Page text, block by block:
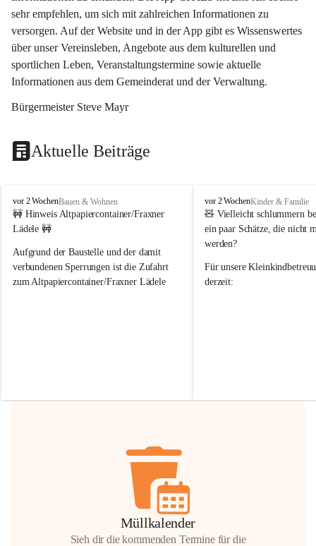
sehr empfehlen, um sich mit zahlreichen Informationen zu
versorgen. Auf der Website und in der App gibt es Wissenswertes
über unser Vereinsleben, Angebote aus dem kulturellen und
sportlichen Leben, Veranstaltungstermine sowie aktuelle
Informationen aus dem Gemeinderat und der Verwaltung.
Bürgermeister Steve Mayr
Aktuelle Beiträge
F
r
a
e
r
n
vor 2 WochenBauen & Wohnen
🚧 Hinweis Altpapiercontainer/Fraxner
Lädele 🚧
Aufgrund der Baustelle und der damit
verbundenen Sperrungen ist die Zufahrt
zum Altpapiercontainer/Fraxner Lädele
Hilfsbereitschaft!
F
r
a
x
r
n
vor 2 WochenKinder & Familie
🧸 Vielleicht schlummern
ein paar Schätze, die nicht
werden?
Für unsere
derzeit:
Müllkalender
Sieh dir die kommenden Termine für die